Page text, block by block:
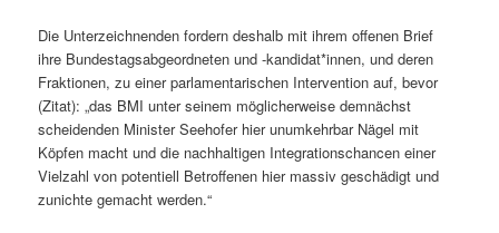
Die Unterzeichnenden fordern deshalb mit ihrem offenen Brief
ihre Bundestagsabgeordneten und -kandidat*innen, und deren
Fraktionen, zu einer parlamentarischen Intervention auf, bevor
(Zitat): „das BMI unter seinem möglicherweise demnächst
scheidenden Minister Seehofer hier unumkehrbar Nägel mit
Köpfen macht und die nachhaltigen Integrationschancen einer
Vielzahl von potentiell Betroffenen hier massiv geschädigt und
zunichte gemacht werden.“